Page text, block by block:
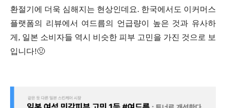
환절기에 더욱 심해지는 현상인데요. 한국에서도 이커머스
플랫폼의 리뷰에서 여드름의 언급량이 높은 것과 유사하
게, 일본 소비자들 역시 비슷한 피부 고민을 가진 것으로 보
입니다!🤢